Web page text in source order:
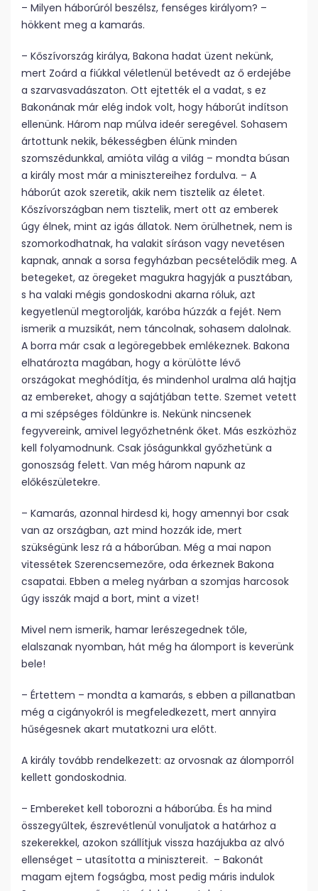
– Milyen háborúról beszélsz, fenséges királyom? –
hökkent meg a kamarás.
– Kőszívország királya, Bakona hadat üzent nekünk,
mert Zoárd a fiúkkal véletlenül betévedt az ő erdejébe
a szarvasvadászaton. Ott ejtették el a vadat, s ez
Bakonának már elég indok volt, hogy háborút indítson
ellenünk. Három nap múlva ideér seregével. Sohasem
ártottunk nekik, békességben élünk minden
szomszédunkkal, amióta világ a világ – mondta búsan
a király most már a minisztereihez fordulva. – A
háborút azok szeretik, akik nem tisztelik az életet.
Kőszívországban nem tisztelik, mert ott az emberek
úgy élnek, mint az igás állatok. Nem örülhetnek, nem is
szomorkodhatnak, ha valakit síráson vagy nevetésen
kapnak, annak a sorsa fegyházban pecsételődik meg. A
betegeket, az öregeket magukra hagyják a pusztában,
s ha valaki mégis gondoskodni akarna róluk, azt
kegyetlenül megtorolják, karóba húzzák a fejét. Nem
ismerik a muzsikát, nem táncolnak, sohasem dalolnak.
A borra már csak a legöregebbek emlékeznek. Bakona
elhatározta magában, hogy a körülötte lévő
országokat meghódítja, és mindenhol uralma alá hajtja
az embereket, ahogy a sajátjában tette. Szemet vetett
a mi szépséges földünkre is. Nekünk nincsenek
fegyvereink, amivel legyőzhetnénk őket. Más eszközhöz
kell folyamodnunk. Csak jóságunkkal győzhetünk a
gonoszság felett. Van még három napunk az
előkészületekre.
– Kamarás, azonnal hirdesd ki, hogy amennyi bor csak
van az országban, azt mind hozzák ide, mert
szükségünk lesz rá a háborúban. Még a mai napon
vitessétek Szerencsemezőre, oda érkeznek Bakona
csapatai. Ebben a meleg nyárban a szomjas harcosok
úgy isszák majd a bort, mint a vizet!
Mivel nem ismerik, hamar lerészegednek tőle,
elalszanak nyomban, hát még ha álomport is keverünk
bele!
– Értettem – mondta a kamarás, s ebben a pillanatban
még a cigányokról is megfeledkezett, mert annyira
hűségesnek akart mutatkozni ura előtt.
A király tovább rendelkezett: az orvosnak az álomporról
kellett gondoskodnia.
– Embereket kell toborozni a háborúba. És ha mind
összegyűltek, észrevétlenül vonuljatok a határhoz a
szekerekkel, azokon szállítjuk vissza hazájukba az alvó
ellenséget – utasította a minisztereit. – Bakonát
magam ejtem fogságba, most pedig máris indulok